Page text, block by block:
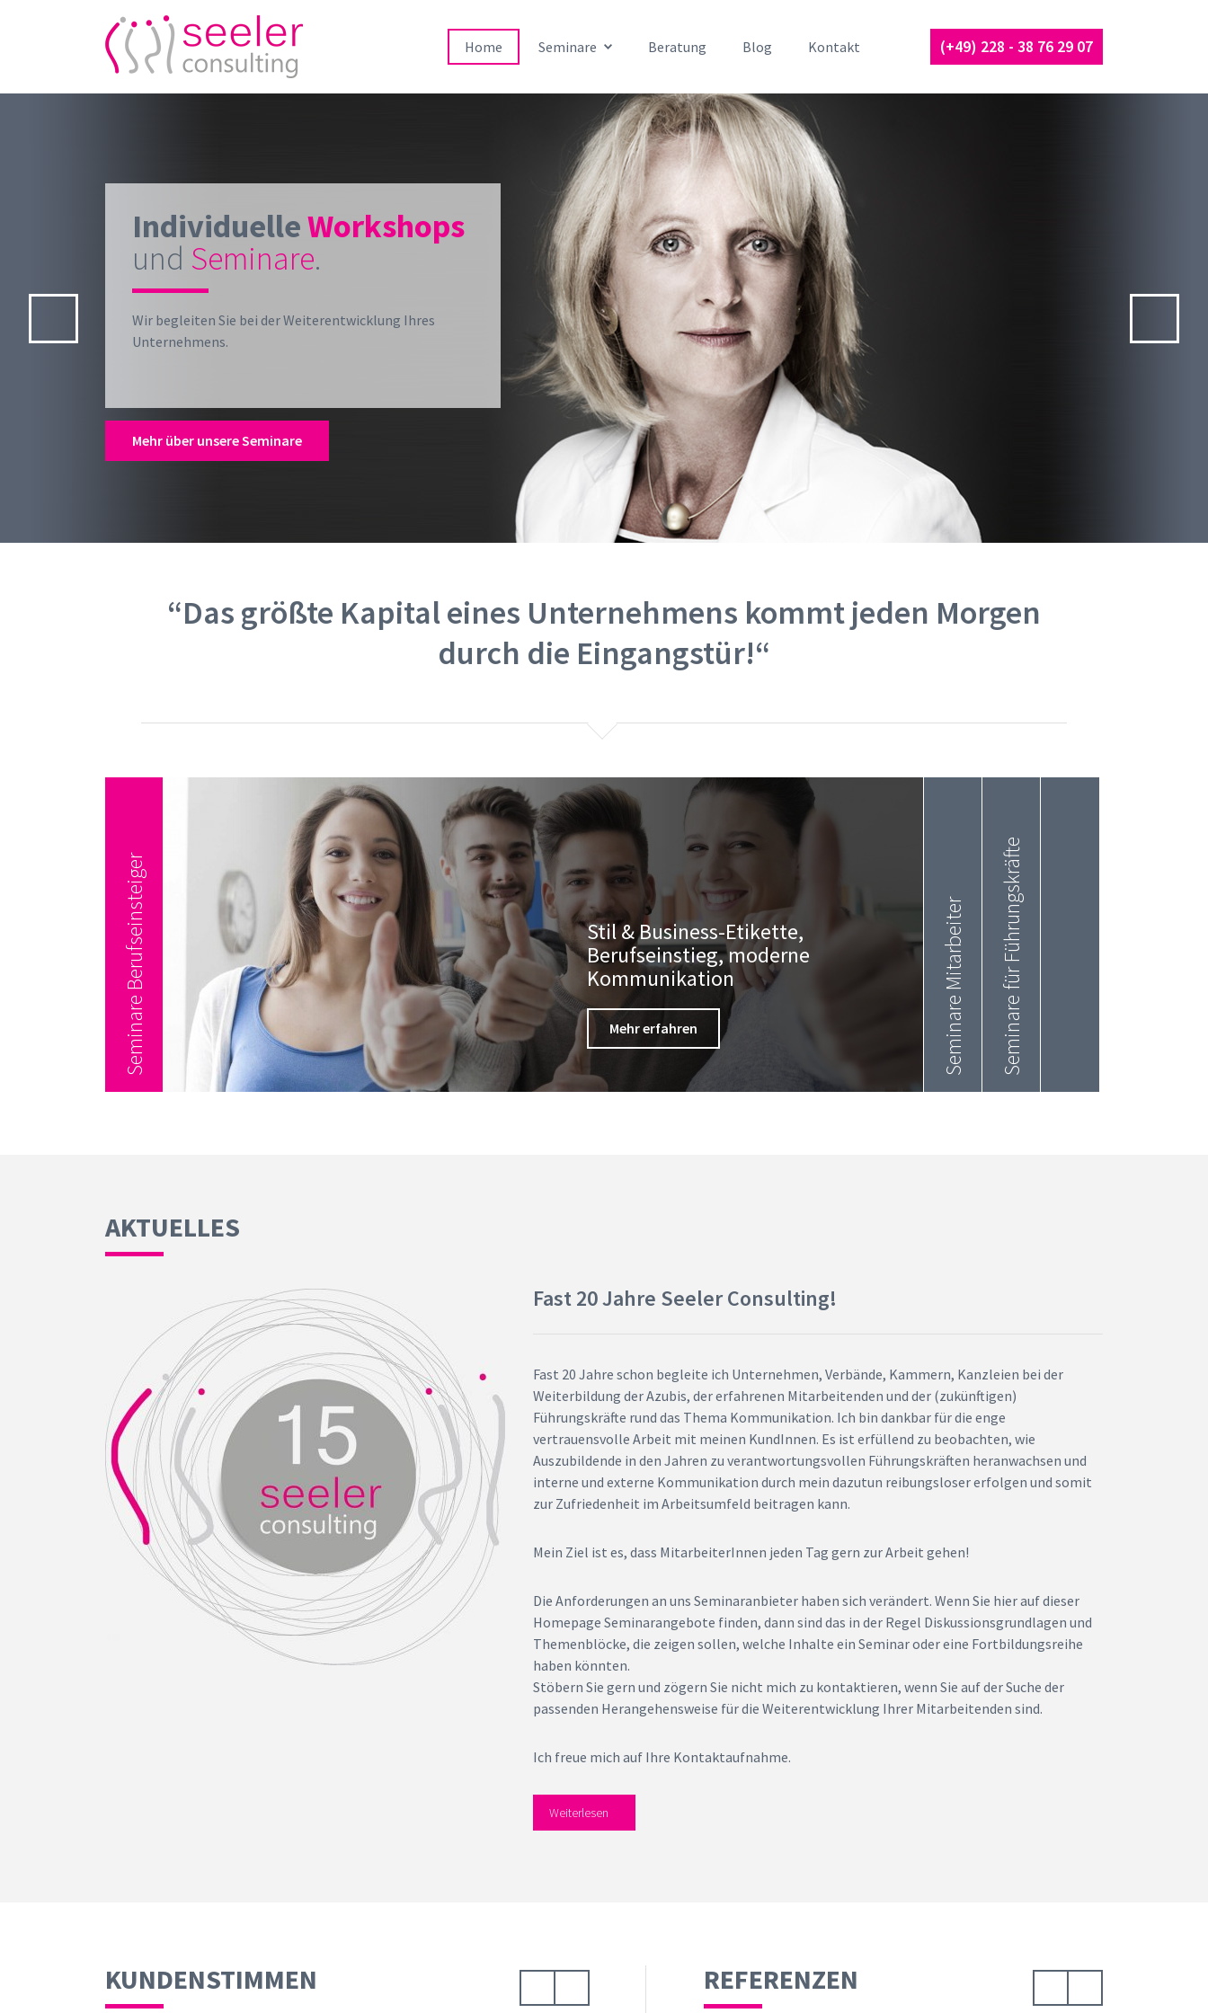
Home Seminare Beratung Blog Kontakt (+49) 228 - 38 76 29 07
IndividuelleWorkshops
und Seminare.
Wir begleiten Sie bei der Weiterentwicklung Ihres
Unternehmens.
Mehr über unsere Seminare
“Das größte Kapital eines Unternehmens kommt jeden Morgen
durch die Eingangstür!“
Seminare Berufseinsteiger
Stil & Business-Etikette,
Berufseinstieg, moderne
Kommunikation
Mehr erfahren Seminare Mitarbeiter Seminare für Führungskräfte
AKTUELLES
Fast 20 Jahre Seeler Consulting!
Fast 20 Jahre schon begleite ich Unternehmen, Verbände, Kammern, Kanzleien bei der
Weiterbildung der Azubis, der erfahrenen Mitarbeitenden und der (zukünftigen)
Führungskräfte rund das Thema Kommunikation. Ich bin dankbar für die enge
vertrauensvolle Arbeit mit meinen KundInnen. Es ist erfüllend zu beobachten, wie
Auszubildende in den Jahren zu verantwortungsvollen Führungskräften heranwachsen und
interne und externe Kommunikation durch mein dazutun reibungsloser erfolgen und somit
zur Zufriedenheit im Arbeitsumfeld beitragen kann.
Mein Ziel ist es, dass MitarbeiterInnen jeden Tag gern zur Arbeit gehen!
Die Anforderungen an uns Seminaranbieter haben sich verändert. Wenn Sie hier auf dieser
Homepage Seminarangebote finden, dann sind das in der Regel Diskussionsgrundlagen und
Themenblöcke, die zeigen sollen, welche Inhalte ein Seminar oder eine Fortbildungsreihe
haben könnten.
Stöbern Sie gern und zögern Sie nicht mich zu kontaktieren, wenn Sie auf der Suche der
passenden Herangehensweise für die Weiterentwicklung Ihrer Mitarbeitenden sind.
Ich freue mich auf Ihre Kontaktaufnahme.
Weiterlesen
KUNDENSTIMMEN REFERENZEN